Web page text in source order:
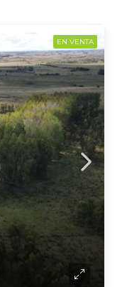
EN VENTA